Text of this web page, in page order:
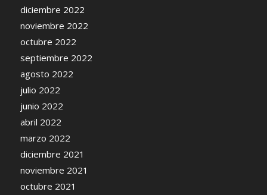
diciembre 2022
noviembre 2022
octubre 2022
septiembre 2022
agosto 2022
julio 2022
junio 2022
abril 2022
marzo 2022
diciembre 2021
noviembre 2021
octubre 2021